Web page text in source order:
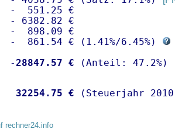
-  551.25 €
- 6382.82 €
-  898.09 €
-  861.54 € ( 1.41%/6.45%)
-28847.57 €
32254.75 € (Steuerjahr
rechner24.info